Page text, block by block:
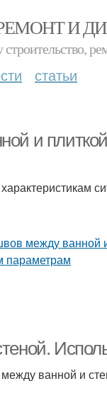
И
статьи
и
ванной и